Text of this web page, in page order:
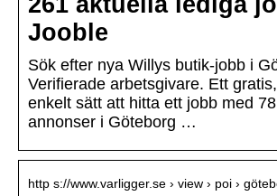
Jooble
Sök efter nya Willys butik-jobb i
Verifierade arbetsgivare. Ett
enkelt sätt att hitta ett jobb med
annonser i Göteborg …
http s://www.varligger.se › view › poi ›